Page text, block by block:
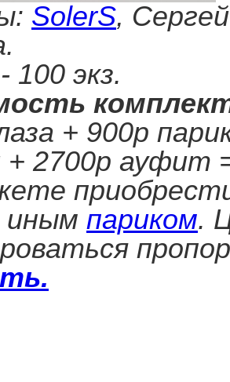
SolerS,
100 экз.
+ 900р
2700р ауфит
иным париком.